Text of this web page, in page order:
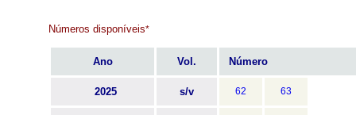
Números disponíveis*
Ano Vol. Número
2025 s/v 62 63